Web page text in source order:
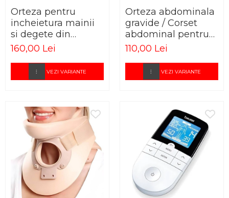
Orteza pentru
incheietura mainii
si degete din
termoplastic
160,00 Lei
VEZI VARIANTE
Orteza abdominala
gravide / Corset
abdominal pentru
gravide
110,00 Lei
VEZI VARIANTE